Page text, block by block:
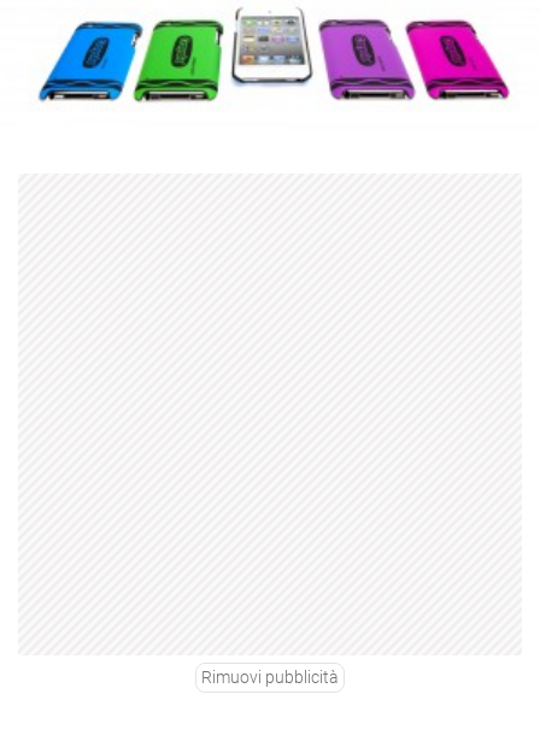
Rimuovi pubblicità